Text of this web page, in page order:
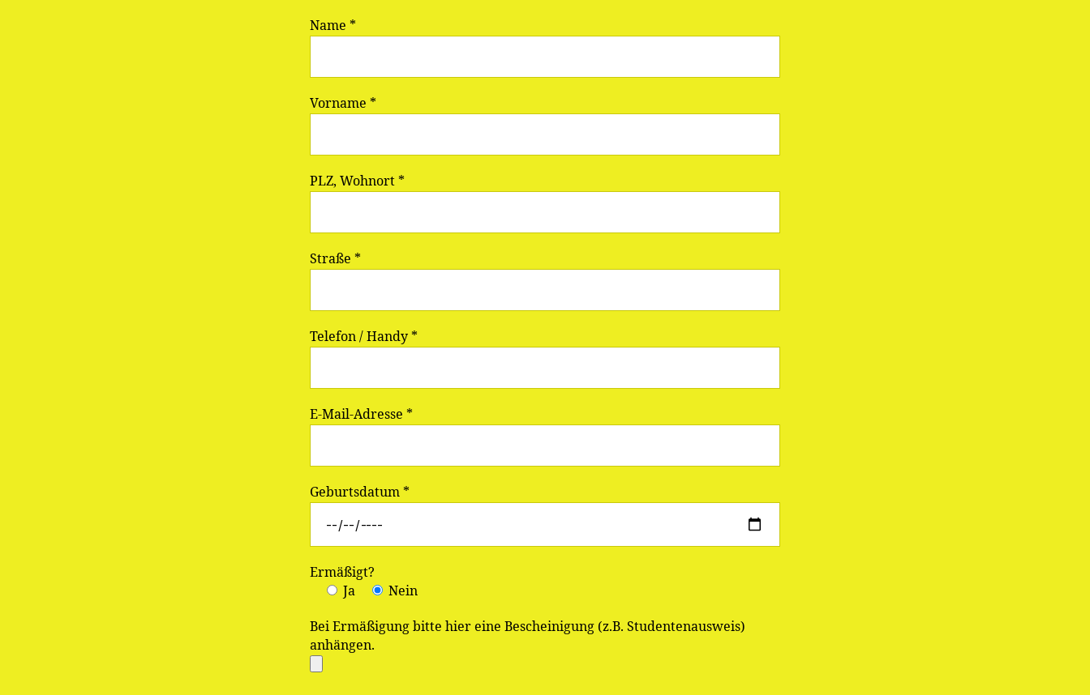
Name *
Vorname *
PLZ, Wohnort *
Straße *
Telefon / Handy *
E-Mail-Adresse *
Geburtsdatum *
Ermäßigt?
Ja
Nein
Bei Ermäßigung bitte hier eine Bescheinigung (z.B. Studentenausweis)
anhängen.